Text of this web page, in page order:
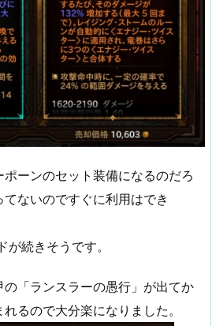
ーンのセット装備になるのだろ
ないのですぐに利用はでき
が続きそうです。
「ランスラーの愚行」が出てか
るので大分楽になりました。